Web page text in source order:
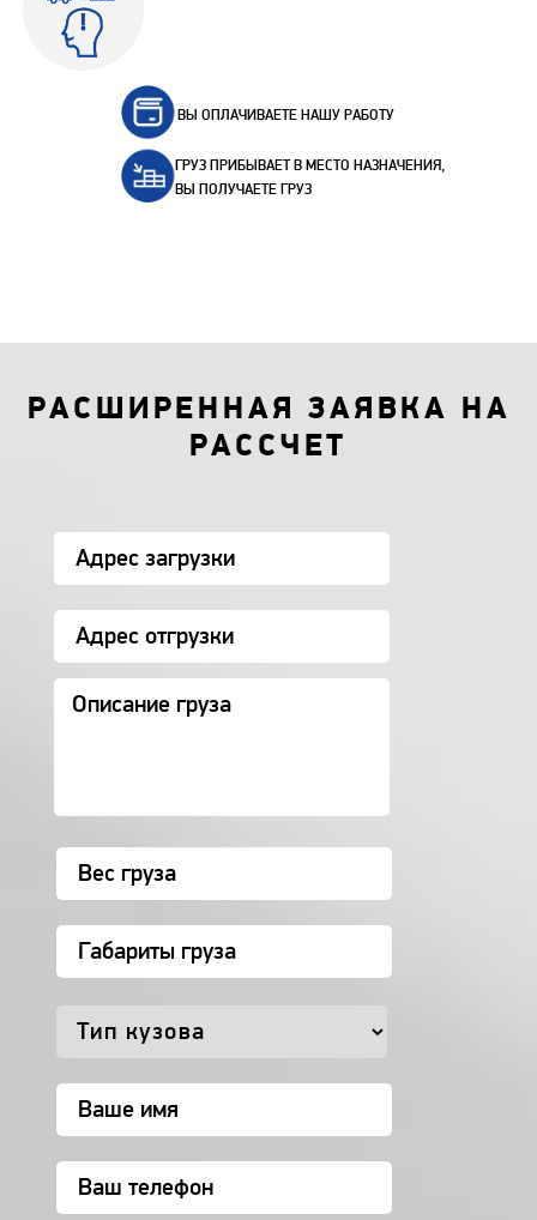
ВЫ ОПЛАЧИВАЕТЕ НАШУ РАБОТУ
ГРУЗ ПРИБЫВАЕТ В МЕСТО НАЗНАЧЕНИЯ,
ВЫ ПОЛУЧАЕТЕ ГРУЗ
РАСШИРЕННАЯ ЗАЯВКА НА
РАССЧЕТ